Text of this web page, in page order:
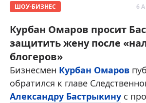
ШОУ-БИЗНЕС 6
Курбан Омаров просит
защитить жену после
блогеров»
Бизнесмен Курбан Омаров
обратился к главе
Александру Бастрыкину с